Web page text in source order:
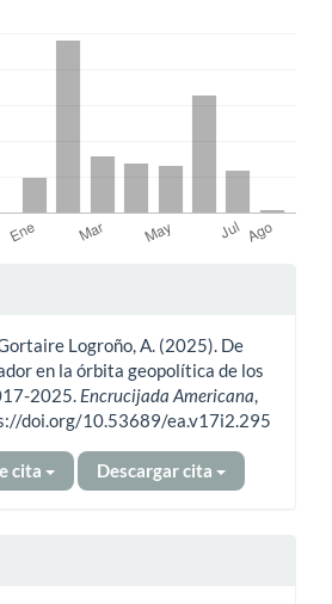
Logroño, A. (2025). De
en la órbita geopolítica de los
2025. Encrucijada Americana,
doi.org/10.53689/ea.v17i2.295
cita Descargar cita